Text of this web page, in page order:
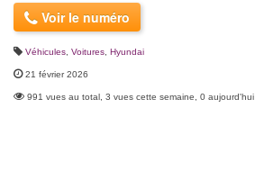
Voir le numéro
Véhicules Voitures Hyundai
21 février 2026
991 vues au total, 3 vues cette semaine, 0 aujourd'hui